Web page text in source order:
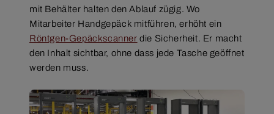
mit Behälter halten den Ablauf zügig. Wo
Mitarbeiter Handgepäck mitführen, erhöht ein
Röntgen-Gepäckscanner die Sicherheit. Er macht
den Inhalt sichtbar, ohne dass jede Tasche geöffnet
werden muss.